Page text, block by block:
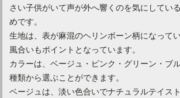
カーテンでおしゃれにしよう！素敵なモダンイ
さい子供がいて声が外へ響くのを気にしてい
めです。
生地は、表が麻混のヘリンボーン柄になって
風合いもポイントとなっています。
カラーは、ベージュ・ピンク・グリーン・ブ
種類から選ぶことができます。
ベージュは、淡い色合いでナチュラルテイス